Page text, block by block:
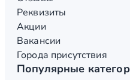
Реквизиты
Акции
Вакансии
Города присутствия
Популярные